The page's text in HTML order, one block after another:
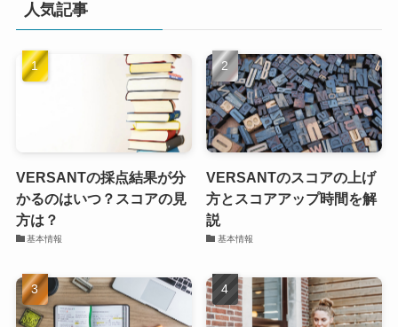
人気記事
VERSANTの採点結果が分
かるのはいつ？スコアの見
方は？
基本情報
VERSANTのスコアの上げ
方とスコアアップ時間を解
説
基本情報